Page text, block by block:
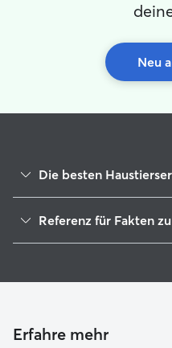
Neu
Die besten
Hundekindergarten in
Katzensitter in Extertal
Referenz für Fakten
Erfahre mehr